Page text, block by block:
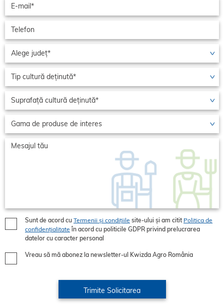
Sunt de acord cu Termenii și condițiile site-ului și am citit Politica de
confidențialitate în acord cu politicile GDPR privind prelucrarea
datelor cu caracter personal
Vreau să mă abonez la newsletter-ul Kwizda Agro România